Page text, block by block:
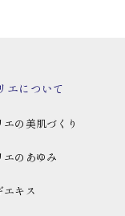
エについて
エの美肌づくり
エのあゆみ
エキス